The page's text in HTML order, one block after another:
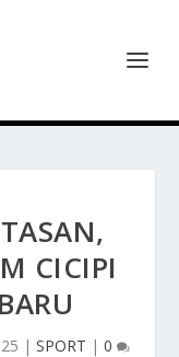
CICIPI
| SPORT | 0